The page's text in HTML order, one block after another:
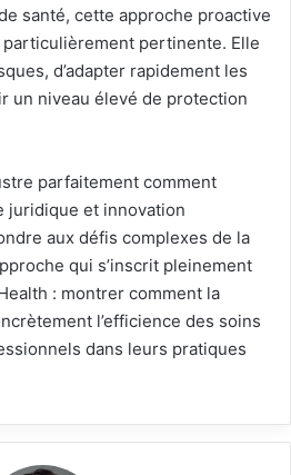
santé, cette approche proactive
particulièrement pertinente. Elle
d’adapter rapidement les
un niveau élevé de protection
parfaitement comment
juridique et innovation
aux défis complexes de la
qui s’inscrit pleinement
: montrer comment la
l’efficience des soins
dans leurs pratiques